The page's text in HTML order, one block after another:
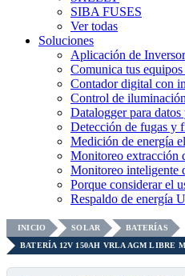
SIBA FUSES
Ver todas
Soluciones
Aplicación de
Comunica tus
Contador digital con
Control de
Datalogger para
Detección de fugas y
Medición de energía
Monitoreo extracción
Monitoreo inteligente
Porque considerar el
Respaldo de energía
INICIO SOLAR
BATERÍAS
BATERÍA 12V 150AH VRLA AGM LIBRE